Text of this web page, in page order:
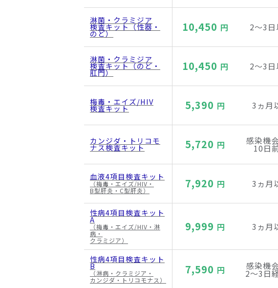
淋菌・クラミジア
検査キット（性器・
のど） 10,450 円 2〜3日
淋菌・クラミジア
検査キット（のど・
肛門） 10,450 円 2〜3日
梅毒・エイズ/HIV
検査キット 5,390 円 3ヵ月
カンジダ・トリコモ
ナス検査キット 5,720 円 感染機
10日
血液4項目検査キット
（梅毒・エイズ/HIV・
B型肝炎・C型肝炎）
7,920 円 3ヵ月
性病4項目検査キット
A
（梅毒・エイズ/HIV・淋
病・
クラミジア）
9,999 円 3ヵ月
性病4項目検査キット
B
（淋病・クラミジア・
カンジダ・トリコモナス）
7,590 円 感染機
2～3日